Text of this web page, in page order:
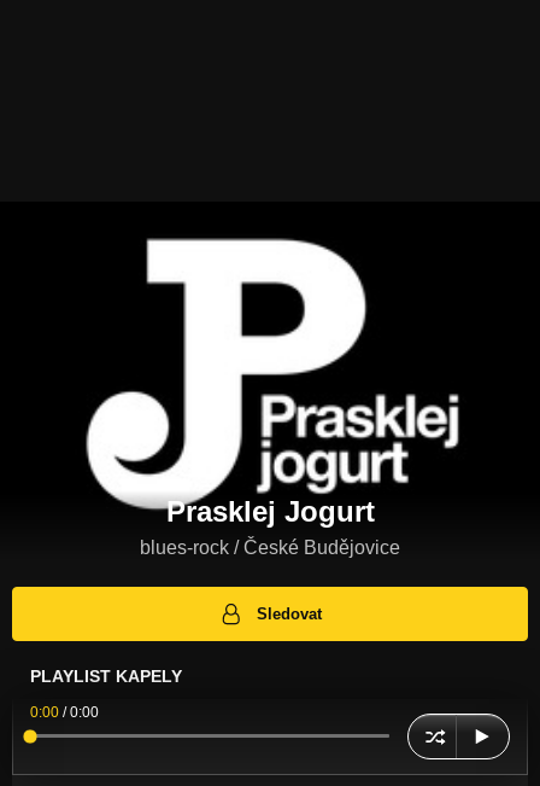
Prasklej Jogurt
blues-rock / České Budějovice
Sledovat
PLAYLIST KAPELY
0:00 /0:00